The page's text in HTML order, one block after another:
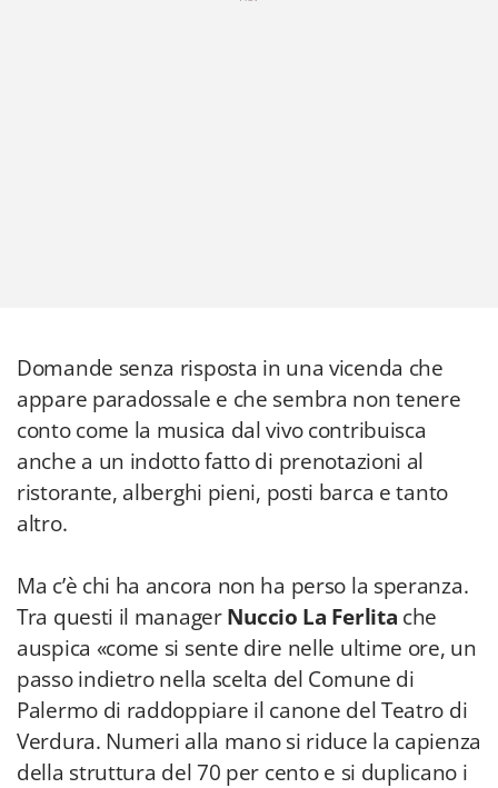
Domande senza risposta in una vicenda che
appare paradossale e che sembra non tenere
conto come la musica dal vivo contribuisca
anche a un indotto fatto di prenotazioni al
ristorante, alberghi pieni, posti barca e tanto
altro.
Ma c’è chi ha ancora non ha perso la speranza.
Tra questi il managerNuccio La Ferlita che
auspica «come si sente dire nelle ultime ore, un
passo indietro nella scelta del Comune di
Palermo di raddoppiare il canone del Teatro di
Verdura. Numeri alla mano si riduce la capienza
della struttura del 70 per cento e si duplicano i